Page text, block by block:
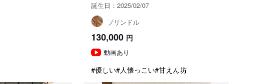
誕生日：2025/02/07
ブリンドル
130,000 円
動画あり
#優しい#人懐っこい#甘えん坊